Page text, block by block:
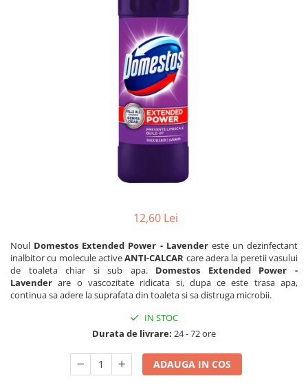
Soluții anticalcar, piatră și rugină
Detergenți diverse suprafețe
Lemn și parchet
Gresie, piatră și granit
Universal
Detergenți rufe
Detergent rufe lichid
Detergent rufe pudră
Balsam de rufe
Șervețele demachiante
Îngrijire bebeluși
Șervețele umede
12,60 Lei
Noul Domestos Extended Power - Lavendereste un dezinfectant
inalbitor cu molecule activeANTI-CALCAR care adera la peretii vasului
de toaleta chiar si sub apa. Domestos Extended Power -
Lavender are o vascozitate ridicata si, dupa ce este trasa apa,
continua sa adere la suprafata din toaleta si sa distruga microbii.
IN STOC
Durata de livrare: 24 - 72 ore
ADAUGA IN COS